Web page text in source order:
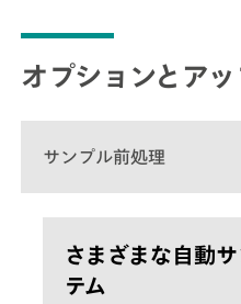
オプションとアッ
サンプル前処理
さまざまな自動
テム